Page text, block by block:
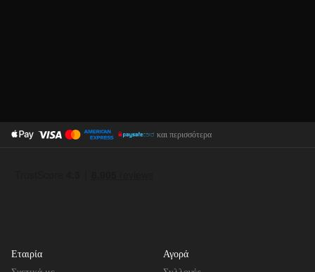
και περισσότερα
Εταιρία
Αγορά